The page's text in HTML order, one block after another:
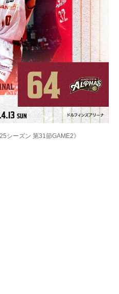
シーズン 第31節GAME2》